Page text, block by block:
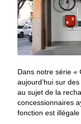
Dans notre série «
aujourd’hui sur
au sujet de la
concessionnaires
fonction est illégale